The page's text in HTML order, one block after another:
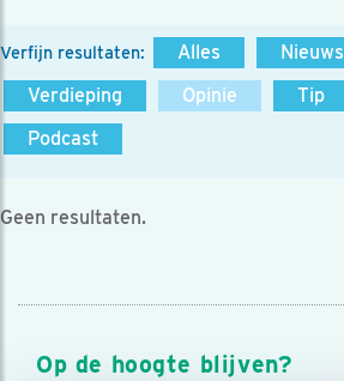
Verfijn resultaten: Alles Nieuws
Verdieping
Opinie Tip
Podcast
Geen resultaten.
Op de hoogte blijven?